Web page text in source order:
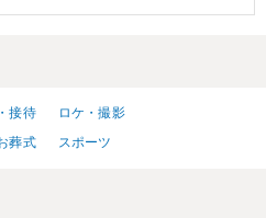
、他の料理と一味違うので◎
接待
ロケ・撮影
葬式 スポーツ